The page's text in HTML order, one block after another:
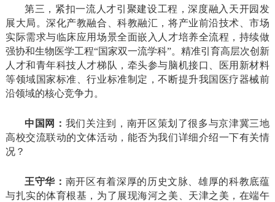
第三，紧扣一流人才引聚建设工程，深度融入天开园发
展大局。深化产教融合、科教融汇，将产业前沿技术、市场
实际需求与临床应用场景全面嵌入人才培养全流程，持续做
强协和生物医学工程“国家双一流学科”。精准引育高层次创新
人才和青年科技人才梯队，牵头参与脑机接口、医用新材料
等领域国家标准、行业标准制定，不断提升我国医疗器械前
沿领域的核心竞争力。
中国网： 我们关注到，南开区策划了很多与京津冀三地
高校交流联动的文体活动，能否为我们详细介绍一下有关情
况？
王守华： 南开区有着深厚的历史文脉、雄厚的科教底蕴
与扎实的体育根基，为了展现海河之美、天津之美，在端午